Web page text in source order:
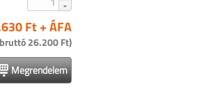
Ft + ÁFA
26.200 Ft)
Megrendelem